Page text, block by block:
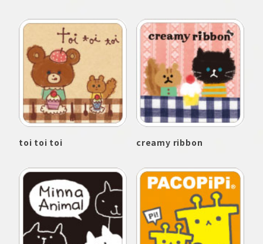
toi toi toi creamy ribbon